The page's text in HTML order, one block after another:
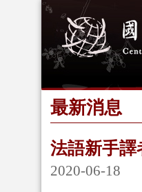
最新消息
法語新手譯
2020-06-18